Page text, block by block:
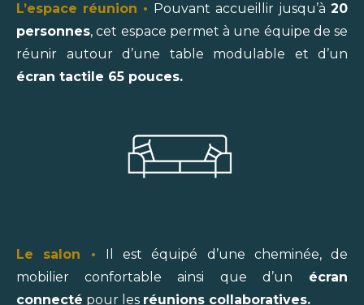
L’espace réunion • Pouvant accueillir jusqu’à 20
personnes, cet espace permet à une équipe de se
réunir autour d’une table modulable et d’un
écran tactile 65 pouces.
Le salon • Il est équipé d’une cheminée, de
mobilier confortable ainsi que d’un écran
connecté pour les réunions collaboratives.